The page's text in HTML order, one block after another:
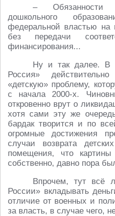
– Обязанности
дошкольного
федеральной властью на
без передачи
финансирования...
Ну и так далее. В
Россия»
«детскую» проблему,
с начала 2000-х.
откровенно врут о
хотя сами эту же
бардак творится и по
огромные достижения
случаи возврата
помещения, что
собственно, давно пора
Впрочем, тут всё
России» вкладывать
отличие от военных и
за власть, в случае чего,